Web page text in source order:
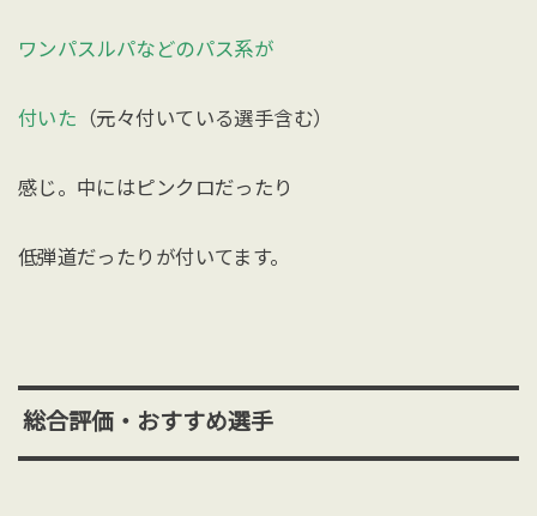
ワンパスルパなどのパス系が
付いた （元々付いている選手含む）
感じ。中にはピンクロだったり
低弾道だったりが付いてます。
総合評価・おすすめ選手